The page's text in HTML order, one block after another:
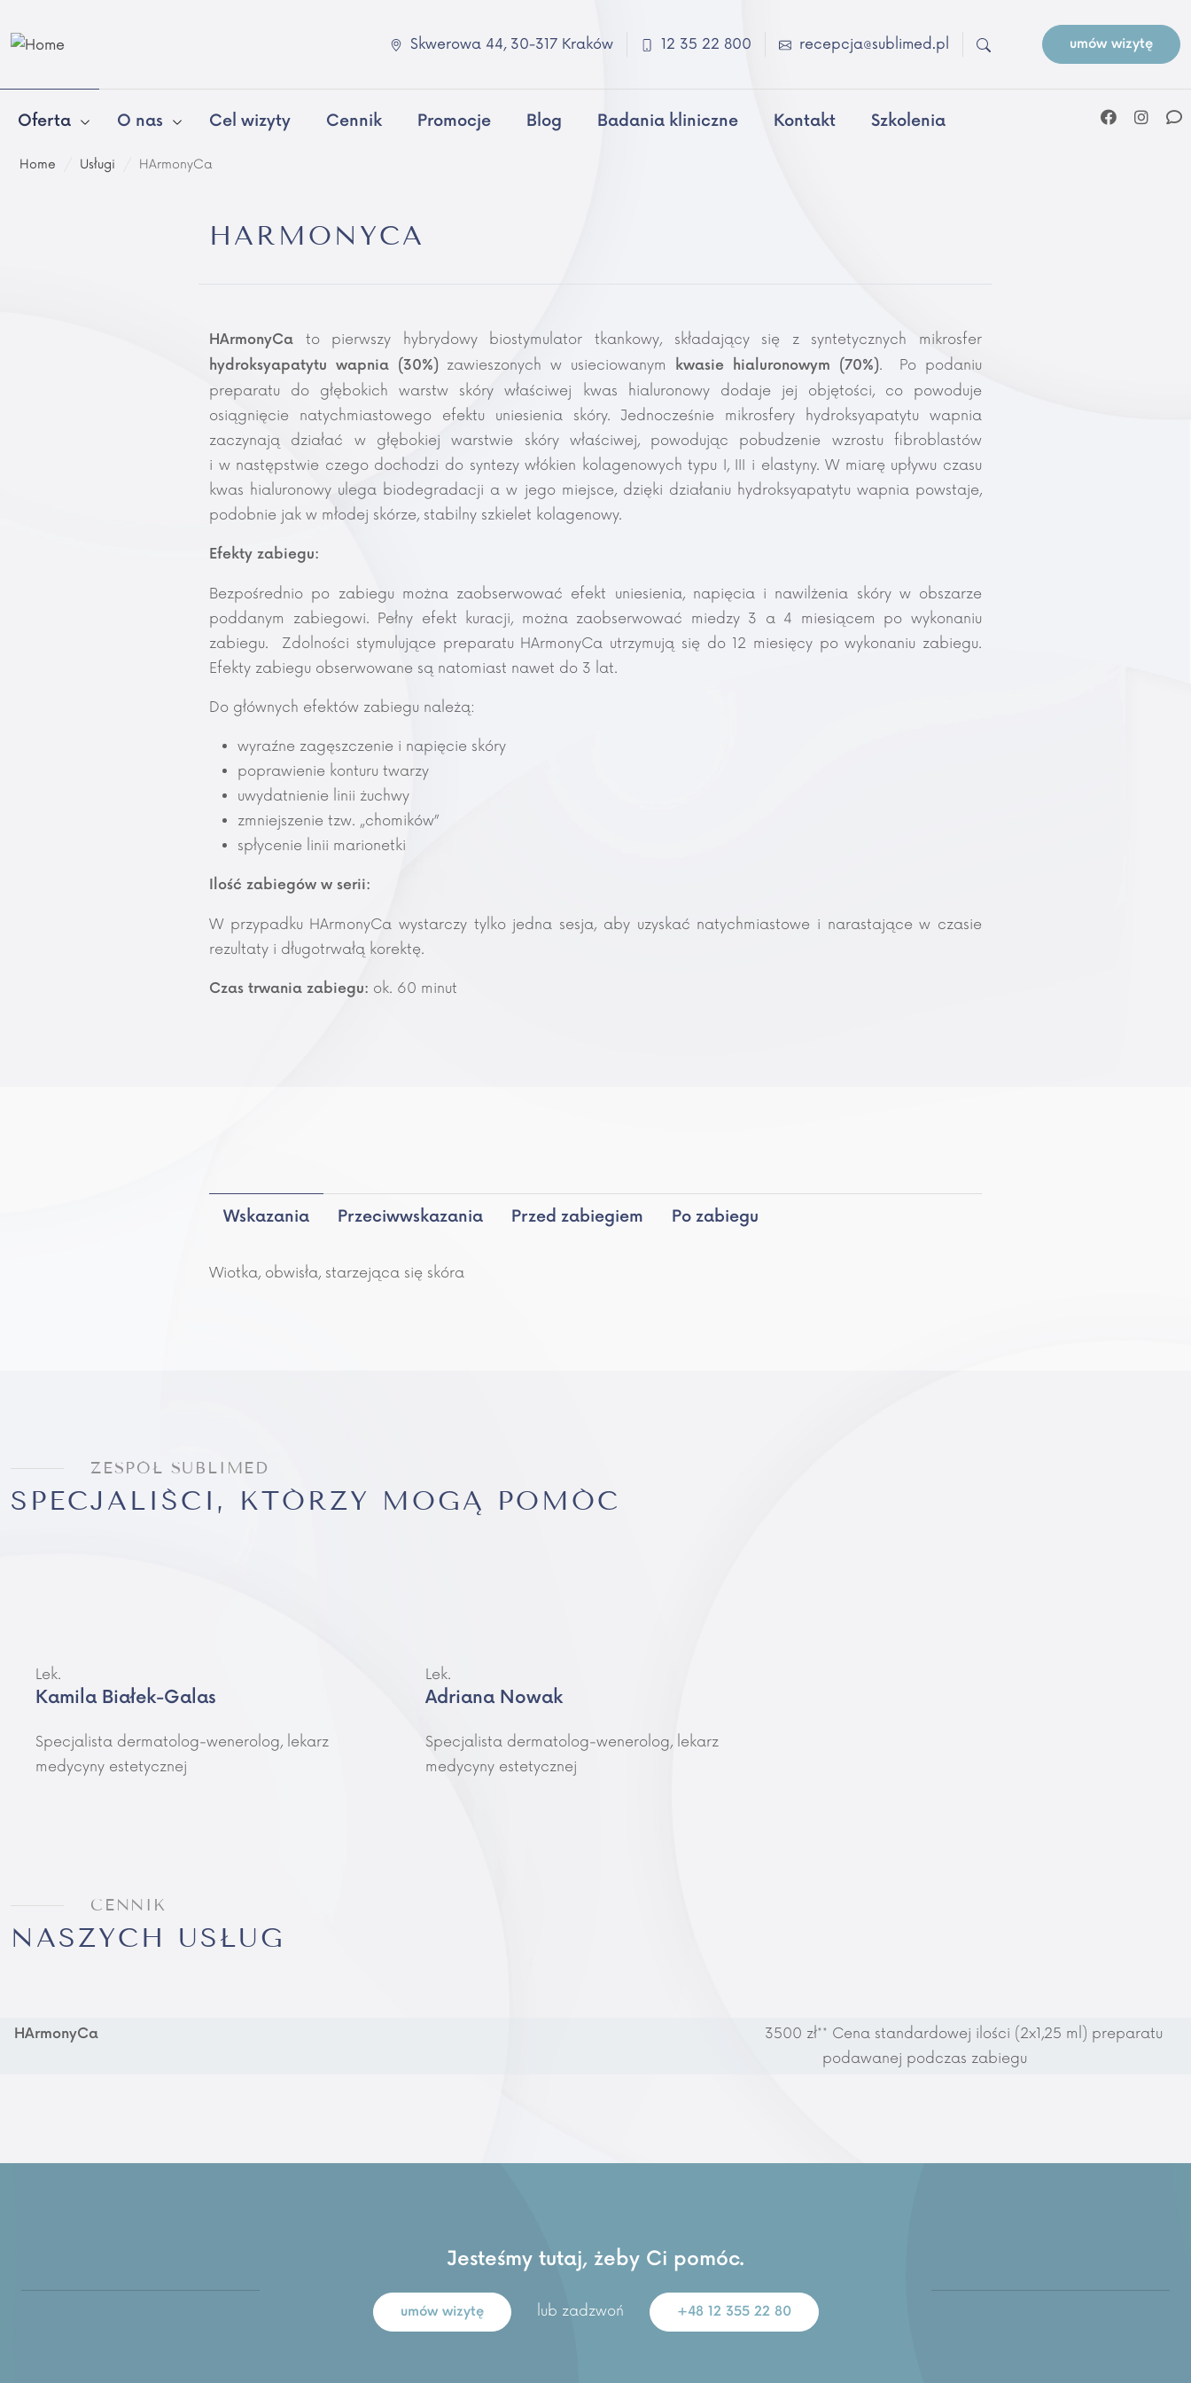
Skwerowa 44, 30-317 Kraków 12 35 22 800 recepcja@sublimed.pl umów wizytę
Oferta O nas Cel wizyty Cennik Promocje Blog Badania kliniczne Kontakt Szkolenia
Home Usługi HArmonyCa
HARMONYCA
HArmonyCa to pierwszy hybrydowy biostymulator tkankowy, składający się z syntetycznych mikrosfer
hydroksyapatytu wapnia (30%)zawieszonych w usieciowanym kwasie hialuronowym (70%). Po podaniu
preparatu do głębokich warstw skóry właściwej kwas hialuronowy dodaje jej objętości, co powoduje
osiągnięcie natychmiastowego efektu uniesienia skóry. Jednocześnie mikrosfery hydroksyapatytu wapnia
zaczynają działać w głębokiej warstwie skóry właściwej, powodując pobudzenie wzrostu fibroblastów
i w następstwie czego dochodzi do syntezy włókien kolagenowych typu I, III i elastyny. W miarę upływu czasu
kwas hialuronowy ulega biodegradacji a w jego miejsce, dzięki działaniu hydroksyapatytu wapnia powstaje,
podobnie jak w młodej skórze, stabilny szkielet kolagenowy.
Efekty zabiegu:
Bezpośrednio po zabiegu można zaobserwować efekt uniesienia, napięcia i nawilżenia skóry w obszarze
poddanym zabiegowi. Pełny efekt kuracji, można zaobserwować miedzy 3 a 4 miesiącem po wykonaniu
zabiegu. Zdolności stymulujące preparatu HArmonyCa utrzymują się do 12 miesięcy po wykonaniu zabiegu.
Efekty zabiegu obserwowane są natomiast nawet do 3 lat.
Do głównych efektów zabiegu należą:
wyraźne zagęszczenie i napięcie skóry
poprawienie konturu twarzy
uwydatnienie linii żuchwy
zmniejszenie tzw. „chomików”
spłycenie linii marionetki
Ilość zabiegów w serii:
W przypadku HArmonyCa wystarczy tylko jedna sesja, aby uzyskać natychmiastowe i narastające w czasie
rezultaty i długotrwałą korektę.
Czas trwania zabiegu: ok. 60 minut
Wskazania Przeciwwskazania Przed zabiegiem Po zabiegu
Wiotka, obwisła, starzejąca się skóra
ZESPÓŁ SUBLIMED
SPECJALIŚCI, KTÓRZY MOGĄ POMÓC
Lek.
Kamila Białek-Galas
Specjalista dermatolog-wenerolog, lekarz
medycyny estetycznej
Lek.
Adriana Nowak
Specjalista dermatolog-wenerolog, lekarz
medycyny estetycznej
CENNIK
NASZYCH USŁUG
HArmonyCa 3500 zł** Cena standardowej ilości (2x1,25 ml) preparatu
podawanej podczas zabiegu
Jesteśmy tutaj, żeby Ci pomóc.
umów wizytę lub zadzwoń +48 12 355 22 80